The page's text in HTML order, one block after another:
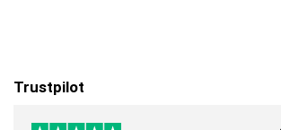
Trustpilot